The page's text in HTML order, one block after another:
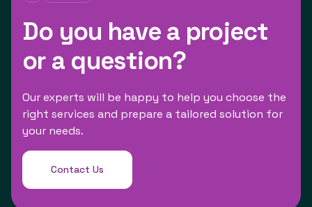
Do you have a project
or a question?
Our experts will be happy to help you choose the
right services and prepare a tailored solution for
your needs.
Contact Us